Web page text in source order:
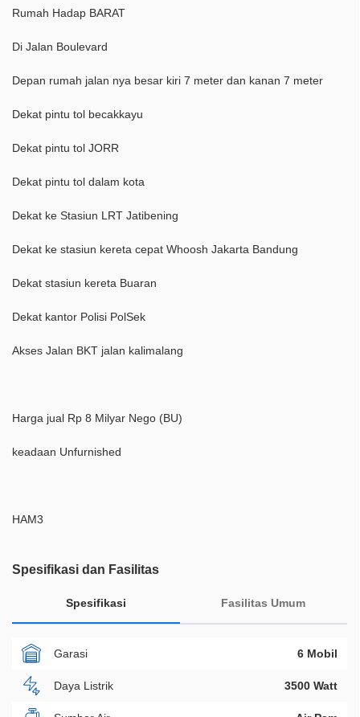
Rumah Hadap BARAT
Di Jalan Boulevard
Depan rumah jalan nya besar kiri 7 meter dan kanan 7 meter
Dekat pintu tol becakkayu
Dekat pintu tol JORR
Dekat pintu tol dalam kota
Dekat ke Stasiun LRT Jatibening
Dekat ke stasiun kereta cepat Whoosh Jakarta Bandung
Dekat stasiun kereta Buaran
Dekat kantor Polisi PolSek
Akses Jalan BKT jalan kalimalang
Harga jual Rp 8 Milyar Nego (BU)
keadaan Unfurnished
HAM3
Spesifikasi dan Fasilitas
Spesifikasi Fasilitas Umum
Garasi 6 Mobil
Daya Listrik 3500 Watt